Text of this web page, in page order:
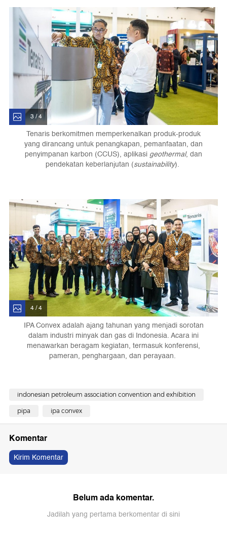
3 / 4
Tenaris berkomitmen memperkenalkan produk-produk
yang dirancang untuk penangkapan, pemanfaatan, dan
penyimpanan karbon (CCUS), aplikasigeothermal, dan
pendekatan keberlanjutan (sustainability).
4 / 4
IPA Convex adalah ajang tahunan yang menjadi sorotan
dalam industri minyak dan gas di Indonesia. Acara ini
menawarkan beragam kegiatan, termasuk konferensi,
pameran, penghargaan, dan perayaan.
indonesian petroleum association convention and exhibition
pipa ipa convex
Komentar
Kirim Komentar
Belum ada komentar.
Jadilah yang pertama berkomentar di sini